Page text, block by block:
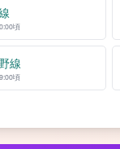
頃
線
頃